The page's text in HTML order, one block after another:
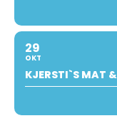
29
OKT
KJERSTI`S MAT